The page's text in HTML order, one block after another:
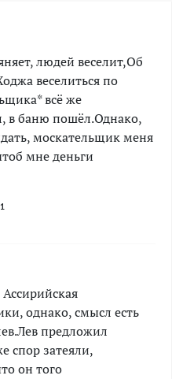
людей веселит,Об
веселиться по
всё же
в баню пошёл.Однако,
москательщик меня
мне деньги
1
однако, смысл есть
предложил
спор затеяли,
он того